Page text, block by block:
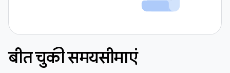
बीत चुकी समयसीमाएं